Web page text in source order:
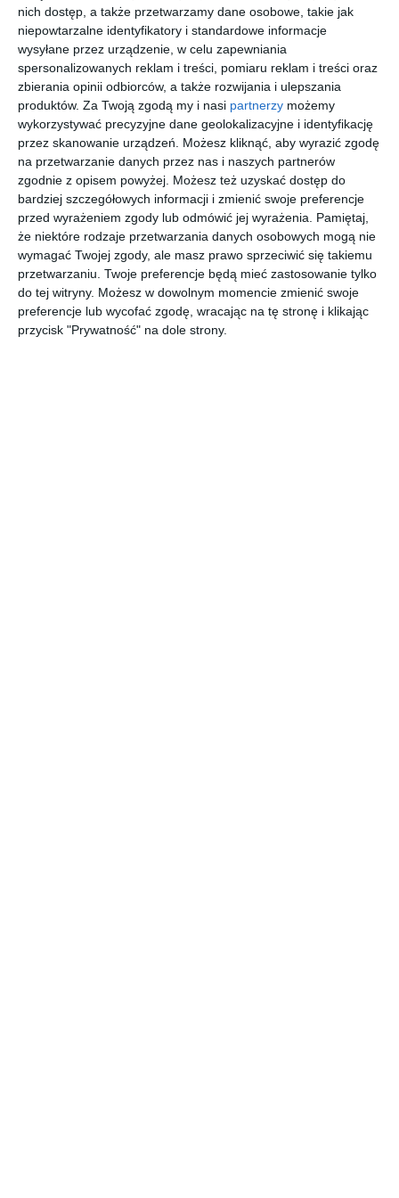
nich dostęp, a także przetwarzamy dane osobowe, takie jak
niepowtarzalne identyfikatory i standardowe informacje
wysyłane przez urządzenie, w celu zapewniania
spersonalizowanych reklam i treści, pomiaru reklam i treści oraz
zbierania opinii odbiorców, a także rozwijania i ulepszania
produktów. Za Twoją zgodą my i nasi partnerzy możemy
wykorzystywać precyzyjne dane geolokalizacyjne i identyfikację
przez skanowanie urządzeń. Możesz kliknąć, aby wyrazić zgodę
na przetwarzanie danych przez nas i naszych partnerów
zgodnie z opisem powyżej. Możesz też uzyskać dostęp do
bardziej szczegółowych informacji i zmienić swoje preferencje
przed wyrażeniem zgody lub odmówić jej wyrażenia.
Pamiętaj,
że niektóre rodzaje przetwarzania danych osobowych mogą nie
wymagać Twojej zgody, ale masz prawo sprzeciwić się takiemu
przetwarzaniu. Twoje preferencje będą mieć zastosowanie tylko
do tej witryny. Możesz w dowolnym momencie zmienić swoje
preferencje lub wycofać zgodę, wracając na tę stronę i klikając
przycisk "Prywatność" na dole strony.
po II wojnie światowej wielu Karaimów zostało wypędzonych
przez Sowietów na zachód i zamieszkało w granicach dzisiejszej
Polski. Jedyny w Polsce cmentarz tej społeczności znajduje się
przy Redutowej, tuż obok nowego skweru Karaimskiego.
Kup bilet
In the Air
Tonight!
Phil
Collins
19 września 2026
Encore,
Burlesque
!
28 września 2026
Romeo i
Julia żyją
27 grudnia 2026
Wielka
Gala
Noworocz
na - Jedna
Noc w
więcej biletów